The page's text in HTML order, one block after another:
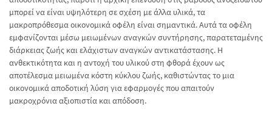
μπορεί να είναι υψηλότερη σε σχέση με άλλα υλικά, τα
μακροπρόθεσμα οικονομικά οφέλη είναι σημαντικά. Αυτά τα οφέλη
εμφανίζονται μέσω μειωμένων αναγκών συντήρησης, παρατεταμένης
διάρκειας ζωής και ελάχιστων αναγκών αντικατάστασης. Η
ανθεκτικότητα και η αντοχή του υλικού στη φθορά έχουν ως
αποτέλεσμα μειωμένα κόστη κύκλου ζωής, καθιστώντας το μια
οικονομικά αποδοτική λύση για εφαρμογές που απαιτούν
μακροχρόνια αξιοπιστία και απόδοση.